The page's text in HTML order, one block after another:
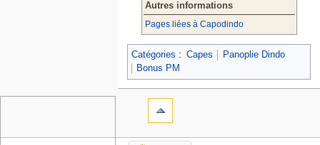
Autres informations
Pages liées à Capodindo
Catégories : Capes
Panoplie Dindo
Bonus PM